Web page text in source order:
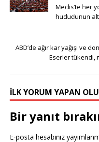
Meclis’te her
hududunun
ABD’de ağır kar yağışı ve
Eserler tükendi,
İLK YORUM YAPAN
Bir yanıt
E-posta hesabınız